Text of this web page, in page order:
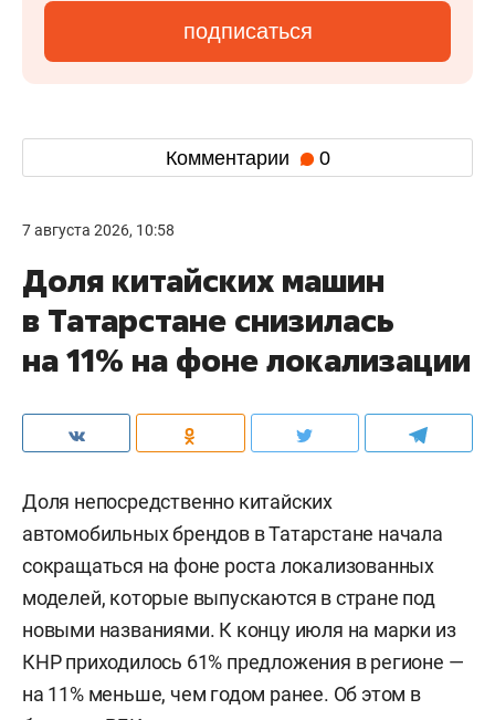
подписаться
Комментарии 0
7 августа 2026, 10:58
Доля китайских машин
в Татарстане снизилась
на 11% на фоне локализации
Доля непосредственно китайских
автомобильных брендов в Татарстане начала
сокращаться на фоне роста локализованных
моделей, которые выпускаются в стране под
новыми названиями. К концу июля на марки из
КНР приходилось 61% предложения в регионе —
на 11% меньше, чем годом ранее. Об этом в